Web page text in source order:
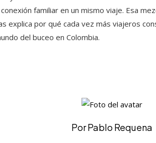
familiar en un mismo viaje. Esa
explica por qué cada vez más viajeros
del buceo en Colombia.
Por Pablo Requena